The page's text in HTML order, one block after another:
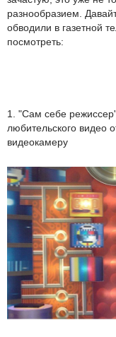
разнообразием.
обводили в газетной
посмотреть:
1. "Сам себе
любительского видео
видеокамеру